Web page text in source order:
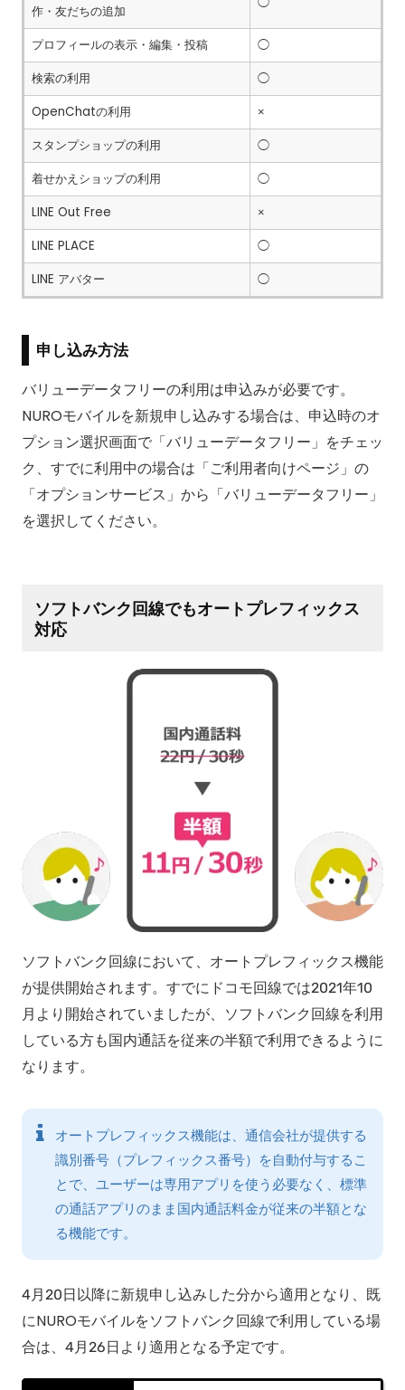
作・友だちの追加
プロフィールの表示・編集・投稿
◯
検索の利用
◯
OpenChatの利用
×
スタンプショップの利用
◯
着せかえショップの利用
◯
LINE Out Free
×
LINE PLACE
◯
LINE アバター
◯
申し込み方法
バリューデータフリーの利用は申込みが必要です。
NUROモバイルを新規申し込みする場合は、申込時のオ
プション選択画面で「バリューデータフリー」をチェッ
ク、すでに利用中の場合は「ご利用者向けページ」の
「オプションサービス」から「バリューデータフリー」
を選択してください。
ソフトバンク回線でもオートプレフィックス
対応
ソフトバンク回線において、オートプレフィックス機能
が提供開始されます。すでにドコモ回線では2021年10
月より開始されていましたが、ソフトバンク回線を利用
している方も国内通話を従来の半額で利用できるように
なります。
オートプレフィックス機能は、通信会社が提供する
識別番号（プレフィックス番号）を自動付与するこ
とで、ユーザーは専用アプリを使う必要なく、標準
の通話アプリのまま国内通話料金が従来の半額とな
る機能です。
4月20日以降に新規申し込みした分から適用となり、既
にNUROモバイルをソフトバンク回線で利用している場
合は、4月26日より適用となる予定です。